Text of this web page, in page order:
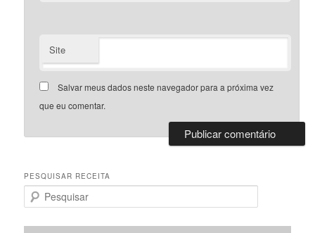
Site
Salvar meus dados neste navegador para a próxima vez
que eu comentar.
PESQUISAR RECEITA
e